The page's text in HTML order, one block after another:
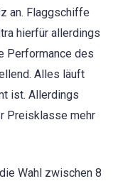
an. Flaggschiffe
hierfür allerdings
Performance des
Alles läuft
ist. Allerdings
Preisklasse mehr
Wahl zwischen 8